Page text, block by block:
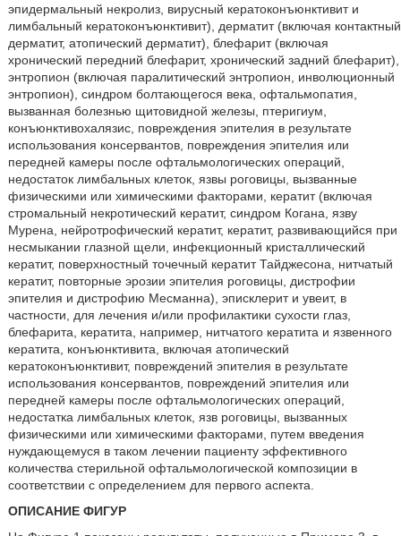
эпидермальный некролиз, вирусный кератоконъюнктивит и
лимбальный кератоконъюнктивит), дерматит (включая контактный
дерматит, атопический дерматит), блефарит (включая
хронический передний блефарит, хронический задний блефарит),
энтропион (включая паралитический энтропион, инволюционный
энтропион), синдром болтающегося века, офтальмопатия,
вызванная болезнью щитовидной железы, птеригиум,
конъюнктивохалязис, повреждения эпителия в результате
использования консервантов, повреждения эпителия или
передней камеры после офтальмологических операций,
недостаток лимбальных клеток, язвы роговицы, вызванные
физическими или химическими факторами, кератит (включая
стромальный некротический кератит, синдром Когана, язву
Мурена, нейротрофический кератит, кератит, развивающийся при
несмыкании глазной щели, инфекционный кристаллический
кератит, поверхностный точечный кератит Тайджесона, нитчатый
кератит, повторные эрозии эпителия роговицы, дистрофии
эпителия и дистрофию Месманна), эписклерит и увеит, в
частности, для лечения и/или профилактики сухости глаз,
блефарита, кератита, например, нитчатого кератита и язвенного
кератита, конъюнктивита, включая атопический
кератоконъюнктивит, повреждений эпителия в результате
использования консервантов, повреждений эпителия или
передней камеры после офтальмологических операций,
недостатка лимбальных клеток, язв роговицы, вызванных
физическими или химическими факторами, путем введения
нуждающемуся в таком лечении пациенту эффективного
количества стерильной офтальмологической композиции в
соответствии с определением для первого аспекта.
ОПИСАНИЕ ФИГУР